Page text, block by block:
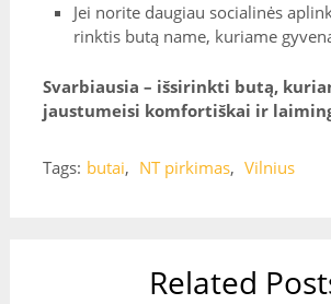
Jei norite daugiau socialinės
rinktis butą name, kuriame
Svarbiausia – išsirinkti butą,
jaustumeisi komfortiškai ir
Tags: butai, NT pirkimas, Vilnius
Related